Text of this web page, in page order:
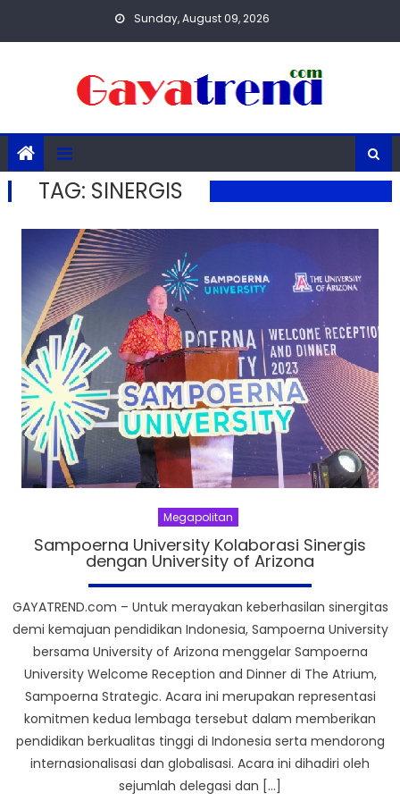
Sunday, August 09, 2026
TAG: SINERGIS
Megapolitan
Sampoerna University Kolaborasi Sinergis
dengan University of Arizona
GAYATREND.com – Untuk merayakan keberhasilan sinergitas
demi kemajuan pendidikan Indonesia, Sampoerna University
bersama University of Arizona menggelar Sampoerna
University Welcome Reception and Dinner di The Atrium,
Sampoerna Strategic. Acara ini merupakan representasi
komitmen kedua lembaga tersebut dalam memberikan
pendidikan berkualitas tinggi di Indonesia serta mendorong
internasionalisasi dan globalisasi. Acara ini dihadiri oleh
sejumlah delegasi dan […]